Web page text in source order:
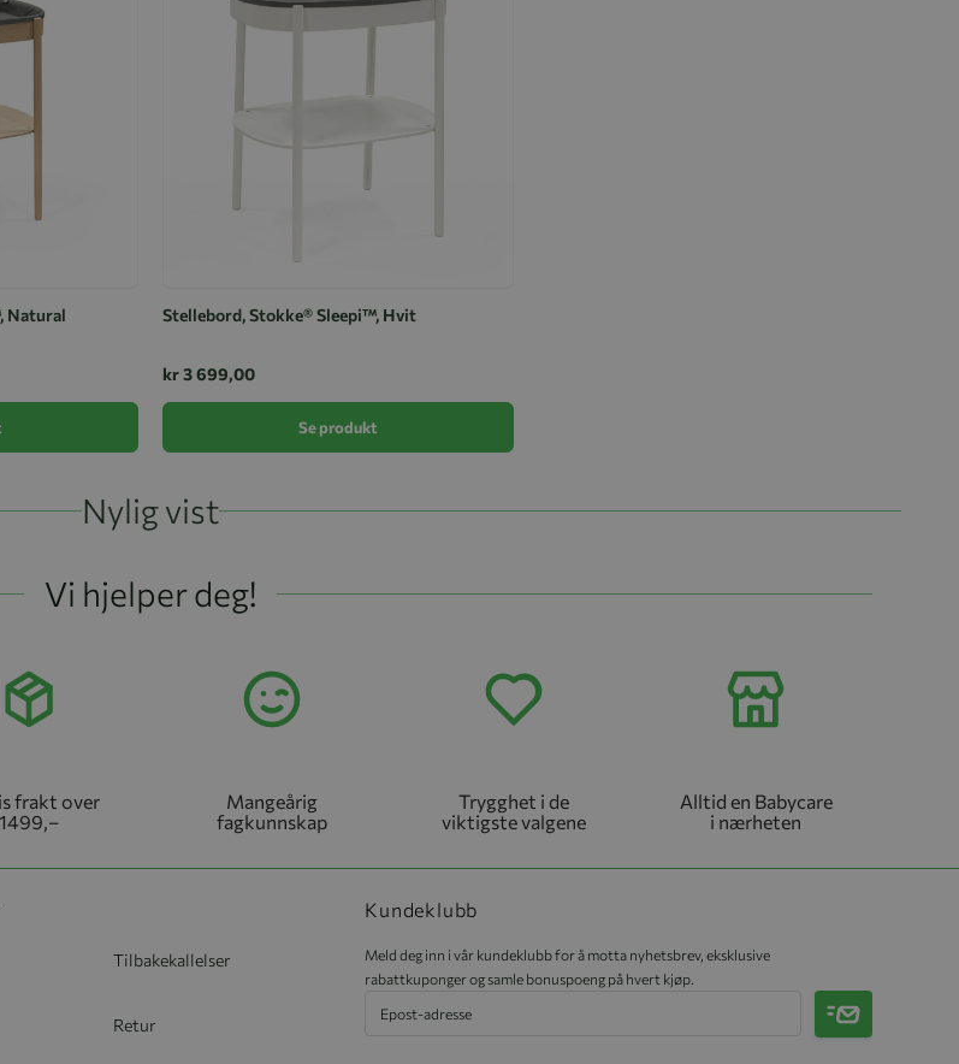
Natural Stellebord, Stokke® Sleepi™, Hvit
kr 3 699,00
Se produkt
Nylig vist
Vi hjelper deg!
frakt over
1499,–
Mangeårig
fagkunnskap
Trygghet i de
viktigste valgene
Alltid en Babycare
i nærheten
Tilbakekallelser
Retur
Kundeklubb
Meld deg inn i vår kundeklubb for å motta nyhetsbrev, eksklusive
rabattkuponger og samle bonuspoeng på hvert kjøp.
Meld på